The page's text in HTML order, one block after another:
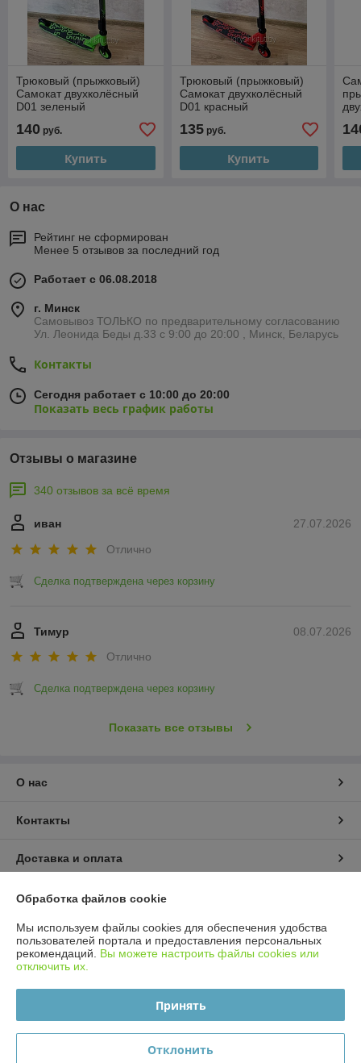
Трюковый (прыжковый)
Самокат двухколёсный
D01 зеленый
140 руб.
Купить
Трюковый (прыжковый)
Самокат двухколёсный
D01 красный
135руб.
Купить
О нас
Рейтинг не сформирован
Менее 5 отзывов за последний год
Работает с 06.08.2018
г. Минск
Самовывоз ТОЛЬКО по предварительному согласованию
Ул. Леонида Беды д.33 с 9:00 до 20:00 , Минск, Беларусь
Контакты
Сегодня работает с 10:00 до 20:00
Показать весь график работы
Отзывы о магазине
340 отзывов за всё время
27.07.2026
иван
Отлично
Сделка подтверждена через корзину
08.07.2026
Тимур
Отлично
Сделка подтверждена через корзину
Показать все отзывы
О нас
Контакты
Доставка и оплата
График работы
Полная версия сайта
Политика обработки cookies
Сайт создан на платформе Deal.by
Обработка файлов cookie
Мы используем файлы cookies для обеспечения удобства
пользователей портала и предоставления персональных
рекомендаций. Вы можете настроить файлы cookies или
отключить их.
Принять
Отклонить